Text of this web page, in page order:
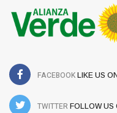
FACEBOOK LIKE US
TWITTER FOLLOW US